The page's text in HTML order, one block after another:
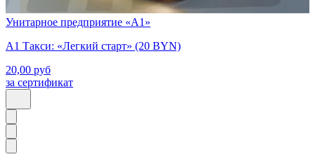
Унитарное предприятие «А1»
А1 Такси: «Легкий старт» (20 BYN)
20,00 руб
за сертификат